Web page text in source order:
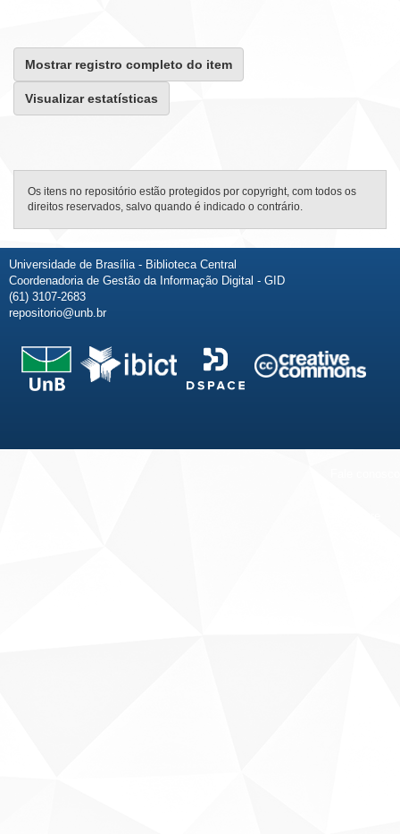
Mostrar registro completo do item
Visualizar estatísticas
Os itens no repositório estão protegidos por copyright, com todos os
direitos reservados, salvo quando é indicado o contrário.
Universidade de Brasília - Biblioteca Central
Coordenadoria de Gestão da Informação Digital - GID
(61) 3107-2683
repositorio@unb.br